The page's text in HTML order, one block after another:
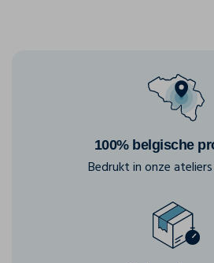
100% belgische
Bedrukt in onze